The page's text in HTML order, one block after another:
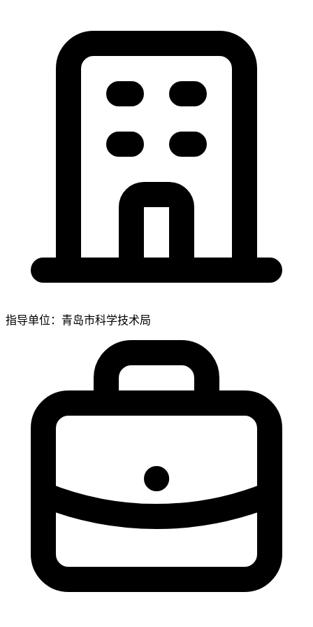
指导单位：青岛市科学技术局